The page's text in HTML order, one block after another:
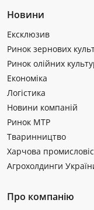
Новини
Ексклюзив
Ринок зернових
Ринок олійних
Економіка
Логістика
Новини компаній
Ринок МТР
Тваринництво
Харчова
Агрохолдинги
Про компанію